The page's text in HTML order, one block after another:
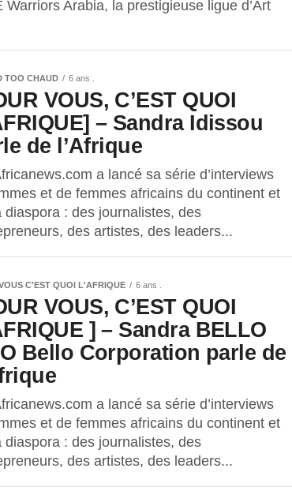
Arabia, la prestigieuse ligue d’Art
TOO CHAUD 6 ans .
VOUS, C’EST QUOI
– Sandra Idissou
de l’Afrique
a lancé sa série d’interviews
et de femmes africains du continent et
diaspora : des journalistes, des
des artistes, des leaders...
C'EST QUOI L'AFRIQUE 6 ans .
VOUS, C’EST QUOI
] – Sandra BELLO
Bello Corporation parle de
a lancé sa série d’interviews
et de femmes africains du continent et
diaspora : des journalistes, des
des artistes, des leaders...